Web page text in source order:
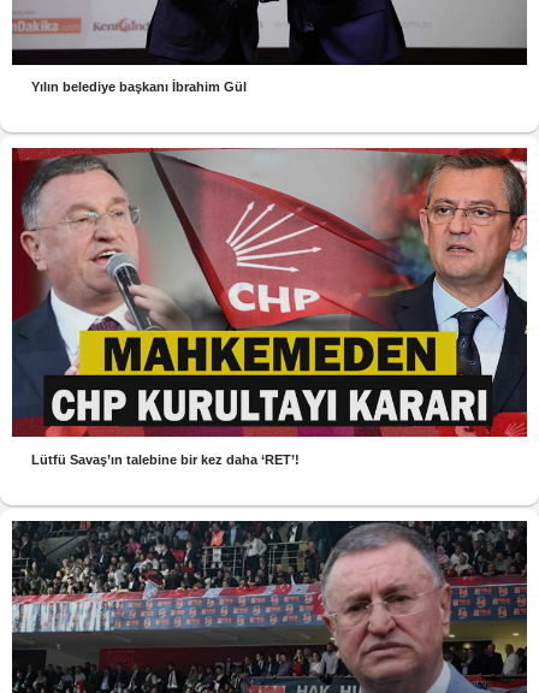
Yılın belediye başkanı İbrahim Gül
Lütfü Savaş’ın talebine bir kez daha ‘RET’!